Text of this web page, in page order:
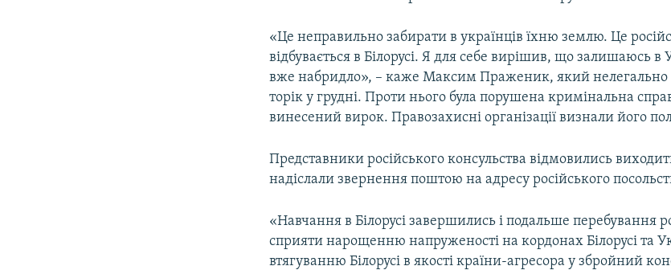
«Це неправильно забирати в українців їхню землю. Це
відбувається в Білорусі. Я для себе вирішив, що залишаюсь в
вже набридло», – каже Максим Праженик, який нелегально
торік у грудні. Проти нього була порушена кримінальна
винесений вирок. Правозахисні організації визнали його
Представники російського консульства відмовились
надіслали звернення поштою на адресу російського
«Навчання в Білорусі завершились і подальше перебування
сприяти нарощенню напруженості на кордонах Білорусі та
втягуванню Білорусі в якості країни-агресора у збройний